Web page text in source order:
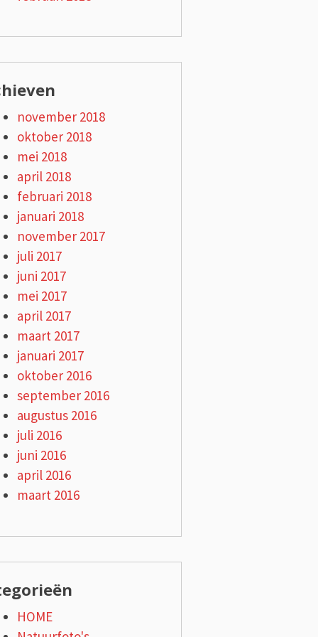
november 2018
oktober 2018
mei 2018
april 2018
februari 2018
januari 2018
november 2017
juli 2017
juni 2017
mei 2017
april 2017
maart 2017
januari 2017
oktober 2016
september 2016
augustus 2016
juli 2016
juni 2016
april 2016
maart 2016
HOME